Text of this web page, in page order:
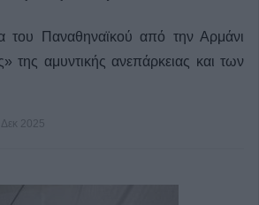
του Παναθηναϊκού από την Αρμάνι
της αμυντικής ανεπάρκειας και των
Δεκ 2025